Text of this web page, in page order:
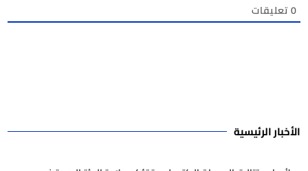
0تعليقات
الأخبار الرئيسية